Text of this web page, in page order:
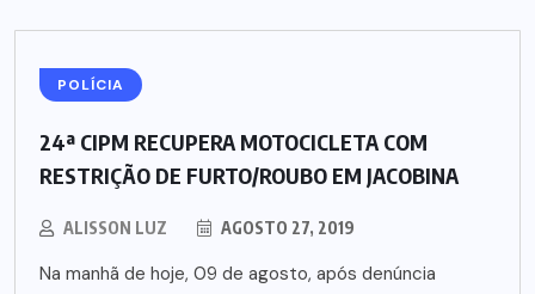
POLÍCIA
24ª CIPM RECUPERA MOTOCICLETA COM
RESTRIÇÃO DE FURTO/ROUBO EM JACOBINA
ALISSON LUZ AGOSTO 27, 2019
Na manhã de hoje, 09 de agosto, após denúncia